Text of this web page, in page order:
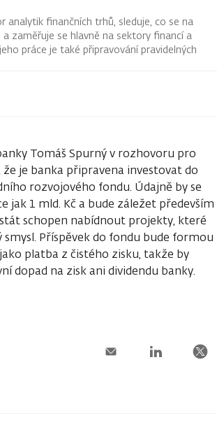
analytik finančních trhů, sleduje, co se na
zaměřuje se hlavně na sektory financí a
práce je také připravování pravidelných
Tomáš Spurný v rozhovoru pro
že je banka připravena investovat do
rozvojového fondu. Údajně by se
jak 1 mld. Kč a bude záležet především
schopen nabídnout projekty, které
Příspěvek do fondu bude formou
platba z čistého zisku, takže by
dopad na zisk ani dividendu banky.